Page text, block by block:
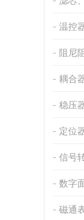
温控
阻尼
耦合
稳压
定位
信号
数字
磁通